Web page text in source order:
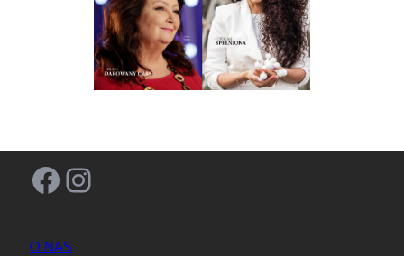
Facebook Instagram
O NAS